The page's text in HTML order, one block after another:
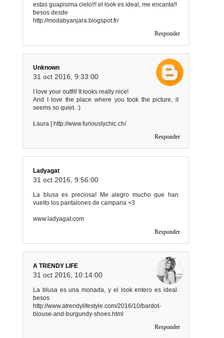
estas guapisima cielo!!! el look es ideal, me encanta!!
besos desde
http://modabyanjara.blogspot.fr/
Responder
Unknown
31 oct 2016, 9:33:00
I love your outfit! It looks really nice!
And I love the place where you took the picture, it
seems so quiet. :)
Laura | http://www.furiouslychic.ch/
Responder
Ladyagat
31 oct 2016, 9:56:00
La blusa es preciosa! Me alegro mucho que han
vuelto los pantalones de campana <3
www.ladyagat.com
Responder
A TRENDY LIFE
31 oct 2016, 10:14:00
La blusa es una monada, y el look entero es ideal.
besos
http://www.atrendylifestyle.com/2016/10/bardot-
blouse-and-burgundy-shoes.html
Responder